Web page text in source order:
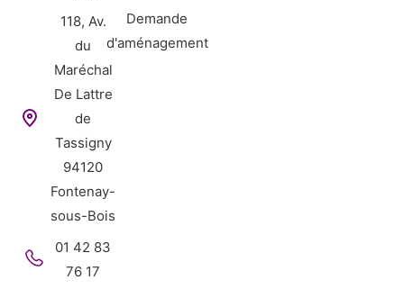
118, Av.
du
Maréchal
De Lattre
de
Tassigny
94120
Fontenay-
sous-Bois
01 42 83
76 17
Demande
d'aménagement